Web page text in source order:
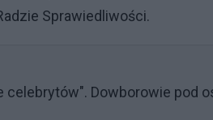
Sprawiedliwości.
celebrytów". Dowborowie pod